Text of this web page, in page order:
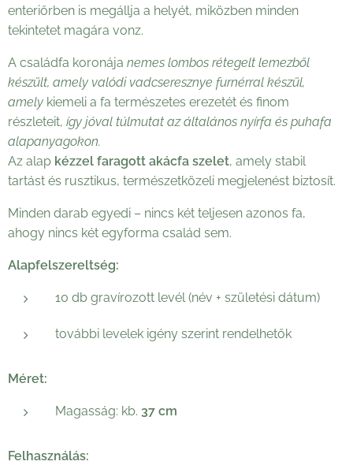
enteriőrben is megállja a helyét, miközben minden
tekintetet magára vonz.
A családfa koronája nemes lombos rétegelt lemezből
készült, amely valódi vadcseresznye furnérral készül,
amely kiemeli a fa természetes erezetét és finom
részleteit, így jóval túlmutat az általános nyírfa és puhafa
alapanyagokon.
Az alap kézzel faragott akácfa szelet, amely stabil
tartást és rusztikus, természetközeli megjelenést biztosít.
Minden darab egyedi – nincs két teljesen azonos fa,
ahogy nincs két egyforma család sem.
Alapfelszereltség:
10 db gravírozott levél (név + születési dátum)
további levelek igény szerint rendelhetők
Méret:
Magasság: kb. 37 cm
Felhasználás: